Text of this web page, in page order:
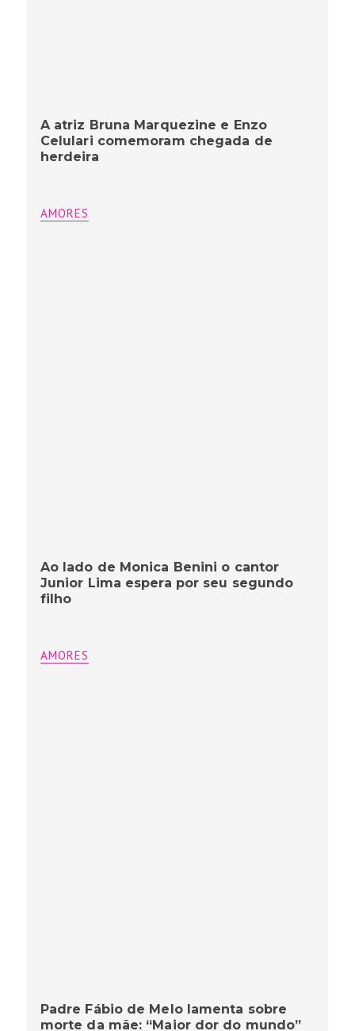
A atriz Bruna Marquezine e Enzo
Celulari comemoram chegada de
herdeira
AMORES
Ao lado de Monica Benini o cantor
Junior Lima espera por seu segundo
filho
AMORES
Padre Fábio de Melo lamenta sobre
morte da mãe: “Maior dor do mundo”